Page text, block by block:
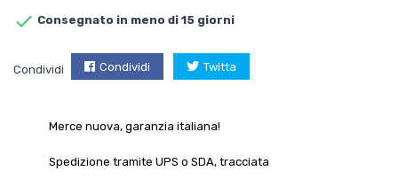
 Consegnato in meno di 15 giorni
Condividi Condividi Twitta
Merce nuova, garanzia italiana!
Spedizione tramite UPS o SDA, tracciata